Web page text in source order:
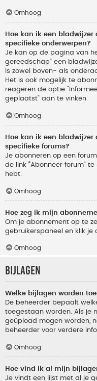
Omhoog
Hoe kan ik een
specifieke onderwerpen?
Je kan op de pagina van
gereedschap” een
is zowel boven- als
Het is ook mogelijk te
reageren de optie
geplaatst” aan te vinken.
Omhoog
Hoe kan ik een
specifieke forums?
Je abonneren op een
de link “Abonneer forum”
hebt.
Omhoog
Hoe zeg ik mijn
Om je abonnement op te
gebruikerspaneel en klik je
Omhoog
Bijlagen
Welke bijlagen worden
De beheerder bepaalt
toegestaan worden. Als je
geüpload mogen worden,
beheerder voor verdere
Omhoog
Hoe vind ik al mijn
Je vindt een lijst met al je